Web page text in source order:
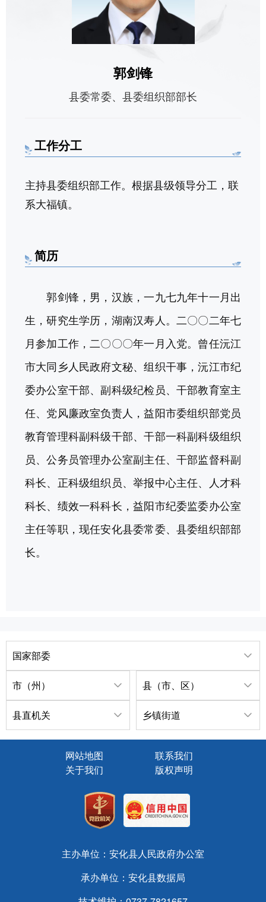
郭剑锋
县委常委、县委组织部部长
工作分工
主持县委组织部工作。根据县级领导分工，联
系大福镇。
简历
郭剑锋，男，汉族，一九七九年十一月出
生，研究生学历，湖南汉寿人。二〇〇二年七
月参加工作，二〇〇〇年一月入党。曾任沅江
市大同乡人民政府文秘、组织干事，沅江市纪
委办公室干部、副科级纪检员、干部教育室主
任、党风廉政室负责人，益阳市委组织部党员
教育管理科副科级干部、干部一科副科级组织
员、公务员管理办公室副主任、干部监督科副
科长、正科级组织员、举报中心主任、人才科
科长、绩效一科科长，益阳市纪委监委办公室
主任等职，现任安化县委常委、县委组织部部
长。
国家部委
市（州） 县（市、区）
县直机关 乡镇街道
网站地图
联系我们
关于我们
版权声明
主办单位：安化县人民政府办公室
承办单位：安化县数据局